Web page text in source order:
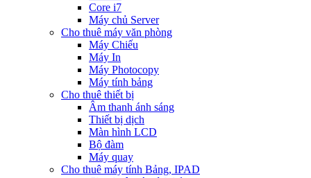
Core i7
Máy chủ Server
Cho thuê máy văn phòng
Máy Chiếu
Máy In
Máy Photocopy
Máy tính bảng
Cho thuê thiết bị
Âm thanh ánh sáng
Thiết bị dịch
Màn hình LCD
Bộ đàm
Máy quay
Cho thuê máy tính Bảng, IPAD